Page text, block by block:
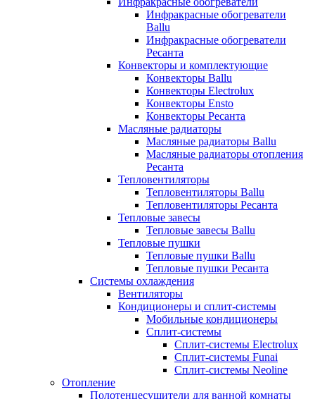
Инфракрасные обогреватели
Ballu
Инфракрасные обогреватели
Ресанта
Конвекторы и комплектующие
Конвекторы Ballu
Конвекторы Electrolux
Конвекторы Ensto
Конвекторы Ресанта
Масляные радиаторы
Масляные радиаторы Ballu
Масляные радиаторы отопления
Ресанта
Тепловентиляторы
Тепловентиляторы Ballu
Тепловентиляторы Ресанта
Тепловые завесы
Тепловые завесы Ballu
Тепловые пушки
Тепловые пушки Ballu
Тепловые пушки Ресанта
Системы охлаждения
Вентиляторы
Кондиционеры и сплит-системы
Мобильные кондиционеры
Сплит-системы
Сплит-системы Electrolux
Сплит-системы Funai
Сплит-системы Neoline
Отопление
Полотенцесушители для ванной комнаты